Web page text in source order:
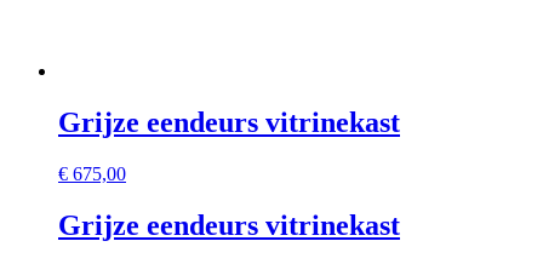
Grijze eendeurs vitrinekast
€ 675,00
Grijze eendeurs vitrinekast